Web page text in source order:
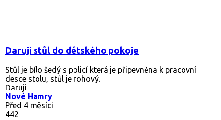
Daruji stůl do dětského pokoje
Stůl je bílo šedý s policí která je připevněna k pracovní
desce stolu, stůl je rohový.
Daruji
Nové Hamry
Před 4 měsíci
442